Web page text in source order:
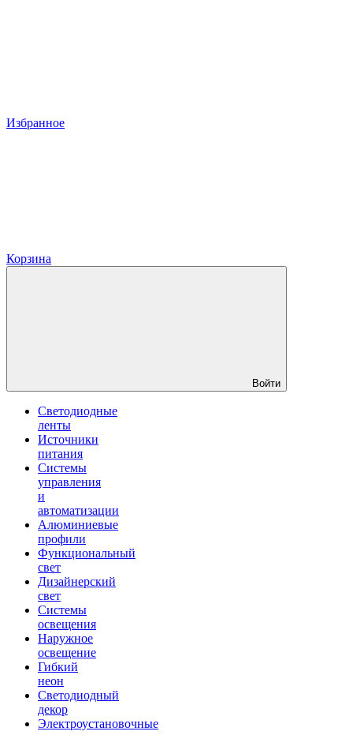
Избранное
Корзина
Войти
Светодиодные
ленты
Источники
питания
Системы
управления
и
автоматизации
Алюминиевые
профили
Функциональный
свет
Дизайнерский
свет
Системы
освещения
Наружное
освещение
Гибкий
неон
Светодиодный
декор
Электроустановочные